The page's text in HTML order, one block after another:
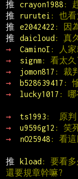
推 crayon1988 :
推
rurutei : 也看
推
e2042422 : 因
推
daicloud : 真
→
CaminoI : 人家
→
signm: 看太久
→
jomon817 : 裁
→
b528639417 :
→
lucky1017 : 哪
→
ts1993 :  原判
→
u9596g12 : 笑
→
nO25948 : 看這
推
kload : 要看多
還要規章幹嘛?